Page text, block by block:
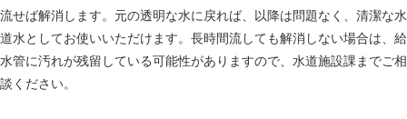
流せば解消します。元の透明な水に戻れば、以降は問題なく、清潔な水
道水としてお使いいただけます。長時間流しても解消しない場合は、給
水管に汚れが残留している可能性がありますので、水道施設課までご相
談ください。